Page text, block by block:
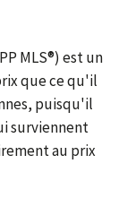
MLS®) est un
que ce qu'il
puisqu'il
surviennent
au prix